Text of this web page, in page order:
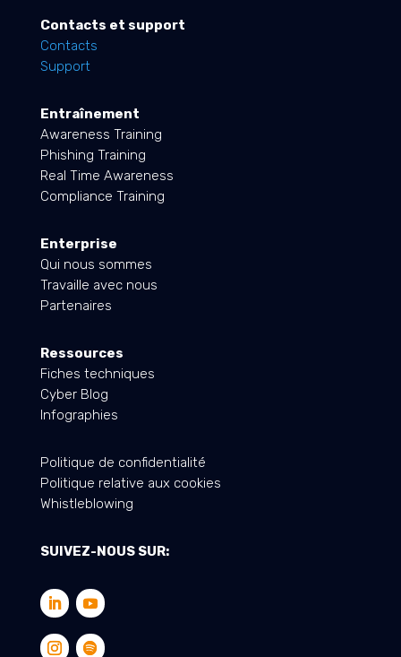
Contacts et support
Contacts
Support
Entraînement
Awareness Training
Phishing Training
Real Time Awareness
Compliance Training
Enterprise
Qui nous sommes
Travaille avec nous
Partenaires
Ressources
Fiches techniques
Cyber Blog
Infographies
Politique de confidentialité
Politique relative aux cookies
Whistleblowing
SUIVEZ-NOUS SUR: